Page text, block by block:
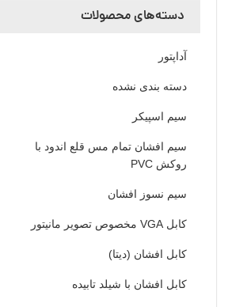
دسته‌های محصولات
آداپتور
دسته بندی نشده
سیم اسپیکر
سیم افشان تمام مس قلع اندود با
روکش PVC
سیم نسوز افشان
کابل VGA مخصوص تصویر مانیتور
کابل افشان (دیتا)
کابل افشان با شیلد تابیده